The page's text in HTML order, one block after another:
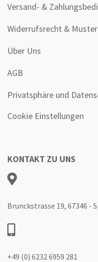
Versand- &
Widerrufsrecht &
Über Uns
AGB
Privatsphäre und
Cookie Einstellungen
KONTAKT ZU UNS
Brunckstrasse 19, 67346 -
+49 (0) 6232 6959 281